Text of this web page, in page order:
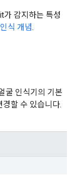
가 감지하는 특성
식 개념.
굴 인식기의 기본
경할 수 있습니다.